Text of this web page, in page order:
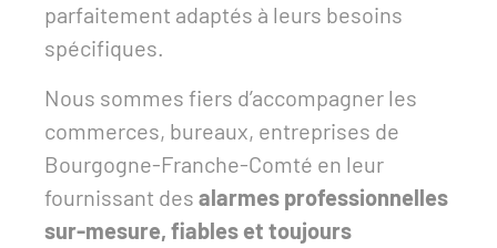
parfaitement adaptés à leurs besoins
spécifiques.
Nous sommes fiers d’accompagner les
commerces, bureaux, entreprises de
Bourgogne-Franche-Comté en leur
fournissant des alarmes professionnelles
sur-mesure, fiables et toujours